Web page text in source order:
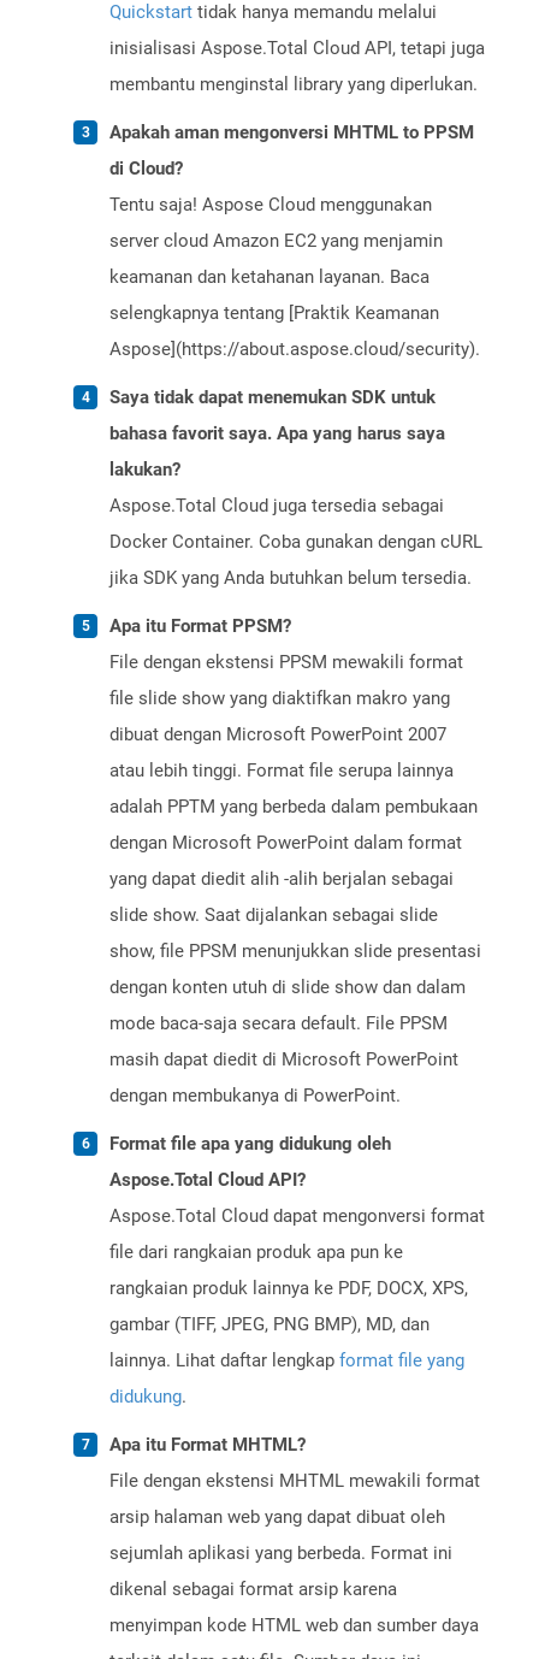
Quickstart tidak hanya memandu melalui
inisialisasi Aspose.Total Cloud API, tetapi juga
membantu menginstal library yang diperlukan.
Apakah aman mengonversi MHTML to PPSM
di Cloud?
Tentu saja! Aspose Cloud menggunakan
server cloud Amazon EC2 yang menjamin
keamanan dan ketahanan layanan. Baca
selengkapnya tentang [Praktik Keamanan
Aspose](https://about.aspose.cloud/security).
Saya tidak dapat menemukan SDK untuk
bahasa favorit saya. Apa yang harus saya
lakukan?
Aspose.Total Cloud juga tersedia sebagai
Docker Container. Coba gunakan dengan cURL
jika SDK yang Anda butuhkan belum tersedia.
Apa itu Format PPSM?
File dengan ekstensi PPSM mewakili format
file slide show yang diaktifkan makro yang
dibuat dengan Microsoft PowerPoint 2007
atau lebih tinggi. Format file serupa lainnya
adalah PPTM yang berbeda dalam pembukaan
dengan Microsoft PowerPoint dalam format
yang dapat diedit alih -alih berjalan sebagai
slide show. Saat dijalankan sebagai slide
show, file PPSM menunjukkan slide presentasi
dengan konten utuh di slide show dan dalam
mode baca-saja secara default. File PPSM
masih dapat diedit di Microsoft PowerPoint
dengan membukanya di PowerPoint.
Format file apa yang didukung oleh
Aspose.Total Cloud API?
Aspose.Total Cloud dapat mengonversi format
file dari rangkaian produk apa pun ke
rangkaian produk lainnya ke PDF, DOCX, XPS,
gambar (TIFF, JPEG, PNG BMP), MD, dan
lainnya. Lihat daftar lengkap format file yang
didukung.
Apa itu Format MHTML?
File dengan ekstensi MHTML mewakili format
arsip halaman web yang dapat dibuat oleh
sejumlah aplikasi yang berbeda. Format ini
dikenal sebagai format arsip karena
menyimpan kode HTML web dan sumber daya